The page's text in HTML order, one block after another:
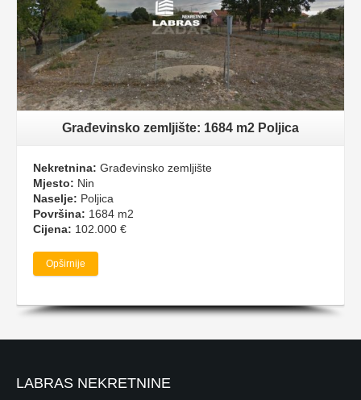
Građevinsko zemljište: 1684 m2 Poljica
Nekretnina: Građevinsko zemljište
Mjesto: Nin
Naselje: Poljica
Površina: 1684 m2
Cijena: 102.000 €
Opširnije
LABRAS NEKRETNINE